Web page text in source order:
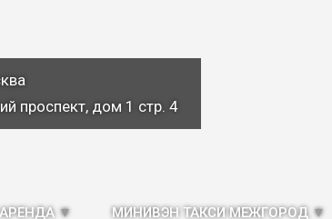
проспект, дом 1 стр. 4
▼ МИНИВЭН ТАКСИ МЕЖГОРОД ▼